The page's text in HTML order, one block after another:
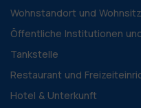
Wohnstandort und Wohnsitz
Öffentliche Institutionen
Tankstelle
Restaurant und
Hotel & Unterkunft